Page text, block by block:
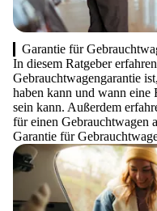
Garantie für
In diesem Ratgeber
Gebrauchtwagengarantie
haben kann und wann eine
sein kann. Außerdem
für einen Gebrauchtwagen
Garantie für